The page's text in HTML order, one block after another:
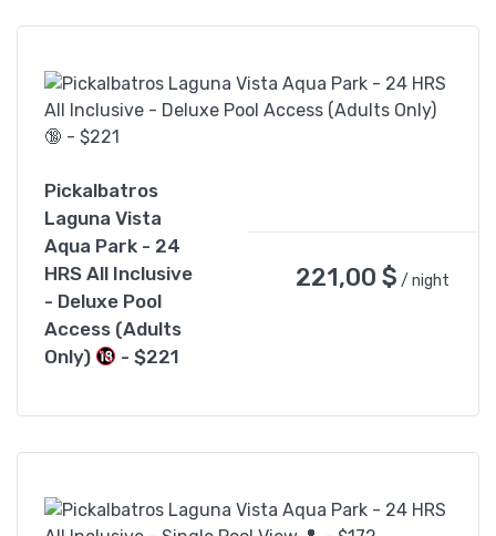
Pickalbatros
Laguna Vista
Aqua Park - 24
HRS All Inclusive
- Deluxe Pool
Access (Adults
Only)
- $221
221,00 $ / night